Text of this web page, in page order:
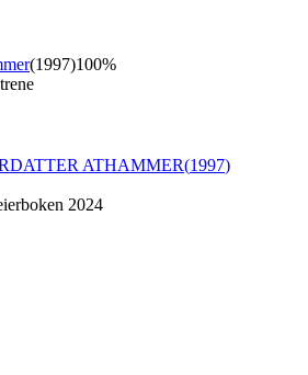
(1997)100%
ATHAMMER(1997)
2024